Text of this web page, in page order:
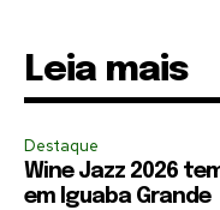
Leia mais
Destaque
Wine Jazz 2026
em Iguaba Grande